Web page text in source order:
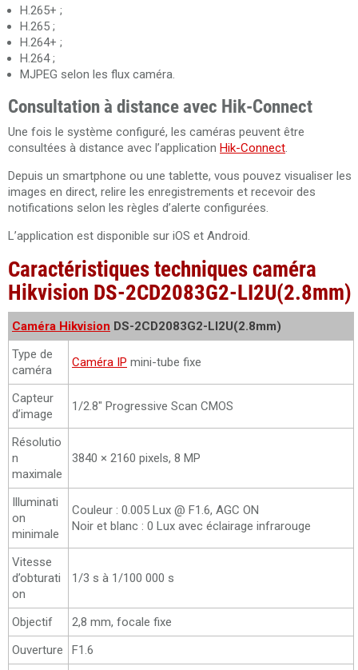
H.265+ ;
H.265 ;
H.264+ ;
H.264 ;
MJPEG selon les flux caméra.
Consultation à distance avec Hik-Connect
Une fois le système configuré, les caméras peuvent être
consultées à distance avec l’application Hik-Connect.
Depuis un smartphone ou une tablette, vous pouvez visualiser les
images en direct, relire les enregistrements et recevoir des
notifications selon les règles d’alerte configurées.
L’application est disponible sur iOS et Android.
Caractéristiques techniques caméra
Hikvision DS-2CD2083G2-LI2U(2.8mm)
Caméra Hikvision DS-2CD2083G2-LI2U(2.8mm)
Type de
caméra
Caméra IP mini-tube fixe
Capteur
d’image
1/2.8" Progressive Scan CMOS
Résolutio
n
maximale
3840 × 2160 pixels, 8 MP
Illuminati
on
minimale
Couleur : 0.005 Lux @ F1.6, AGC ON
Noir et blanc : 0 Lux avec éclairage infrarouge
Vitesse
d’obturati
on
1/3 s à 1/100 000 s
Objectif
2,8 mm, focale fixe
Ouverture
F1.6